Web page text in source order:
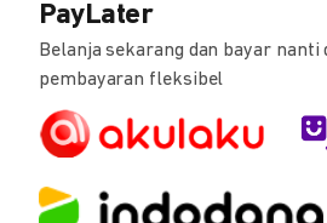
PayLater
Belanja sekarang dan bayar nanti
pembayaran fleksibel